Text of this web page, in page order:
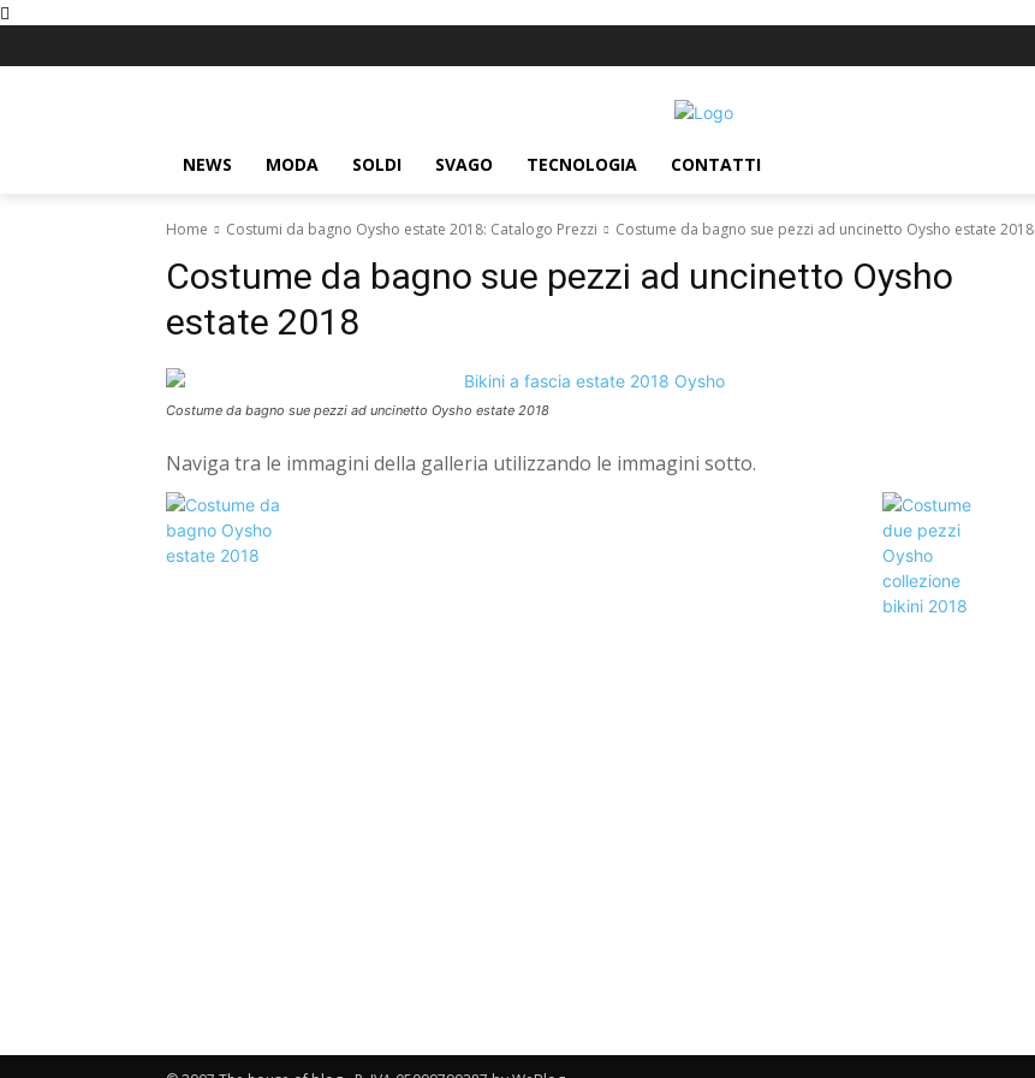
NEWS MODA SOLDI SVAGO TECNOLOGIA CONTATTI
Home Costumi da bagno Oysho estate 2018: Catalogo Prezzi Costume da bagno sue pezzi ad uncinetto Oysho estate 2018
Costume da bagno sue pezzi ad uncinetto Oysho
estate 2018
Costume da bagno sue pezzi ad uncinetto Oysho estate 2018
Naviga tra le immagini della galleria utilizzando le immagini sotto.